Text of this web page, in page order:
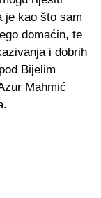
je kao što sam
domaćin, te
i dobrih
Bijelim
Mahmić